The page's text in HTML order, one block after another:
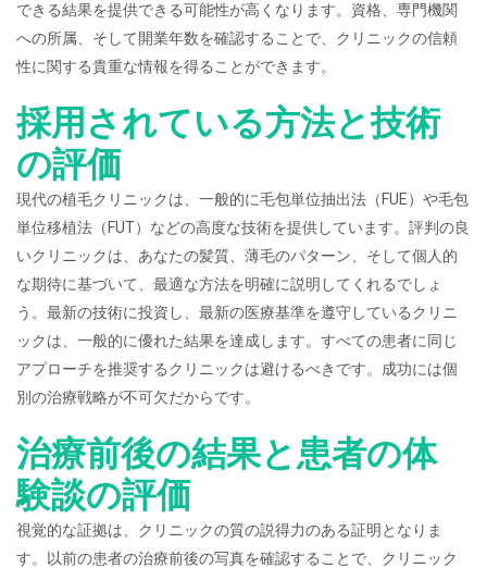
できる結果を提供できる可能性が高くなります。資格、専門機関
への所属、そして開業年数を確認することで、クリニックの信頼
性に関する貴重な情報を得ることができます。
採用されている方法と技術
の評価
現代の植毛クリニックは、一般的に毛包単位抽出法（FUE）や毛包
単位移植法（FUT）などの高度な技術を提供しています。評判の良
いクリニックは、あなたの髪質、薄毛のパターン、そして個人的
な期待に基づいて、最適な方法を明確に説明してくれるでしょ
う。最新の技術に投資し、最新の医療基準を遵守しているクリニ
ックは、一般的に優れた結果を達成します。すべての患者に同じ
アプローチを推奨するクリニックは避けるべきです。成功には個
別の治療戦略が不可欠だからです。
治療前後の結果と患者の体
験談の評価
視覚的な証拠は、クリニックの質の説得力のある証明となりま
す。以前の患者の治療前後の写真を確認することで、クリニック